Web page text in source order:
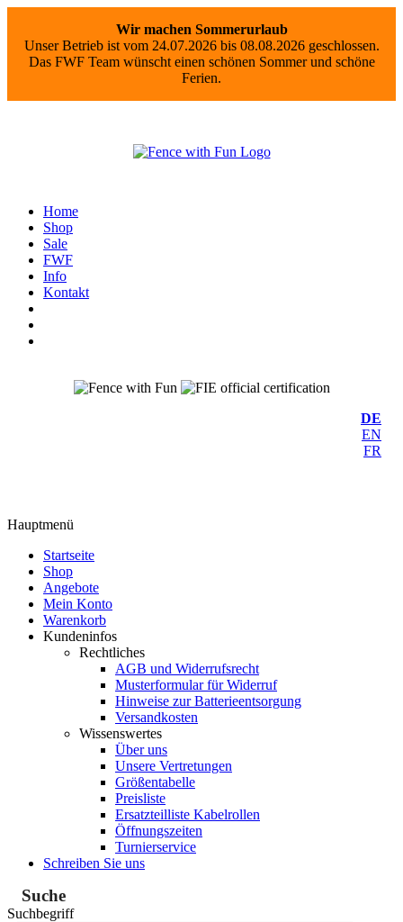
Wir machen Sommerurlaub
Unser Betrieb ist vom 24.07.2026 bis 08.08.2026 geschlossen.
Das FWF Team wünscht einen schönen Sommer und schöne
Ferien.
Home
Shop
Sale
FWF
Info
Kontakt
DE
EN
FR
Hauptmenü
Startseite
Shop
Angebote
Mein Konto
Warenkorb
Kundeninfos
Rechtliches
AGB und Widerrufsrecht
Musterformular für Widerruf
Hinweise zur Batterieentsorgung
Versandkosten
Wissenswertes
Über uns
Unsere Vertretungen
Größentabelle
Preisliste
Ersatzteilliste Kabelrollen
Öffnungszeiten
Turnierservice
Schreiben Sie uns
Suche
Suchbegriff